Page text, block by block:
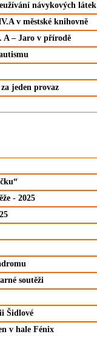
návykových látek
v městské knihovně
– Jaro v přírodě
jeden provaz
- 2025
soutěži
Šidlové
v hale Fénix